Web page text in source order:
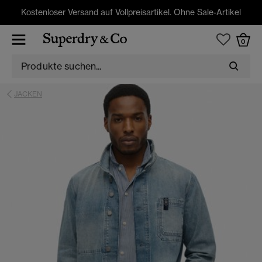
Kostenloser Versand auf Vollpreisartikel. Ohne Sale-Artikel
0
JACKEN